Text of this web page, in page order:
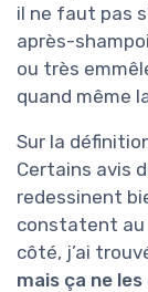
il ne faut pas
après-
ou très
quand même
Sur la
Certains avis
redessinent
constatent au
côté, j’ai
mais ça ne